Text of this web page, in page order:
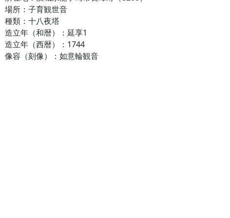
場所：子育観世音
種類：十八夜塔
造立年（和暦）：延享1
造立年（西暦）：1744
像容（刻像）：如意輪観音